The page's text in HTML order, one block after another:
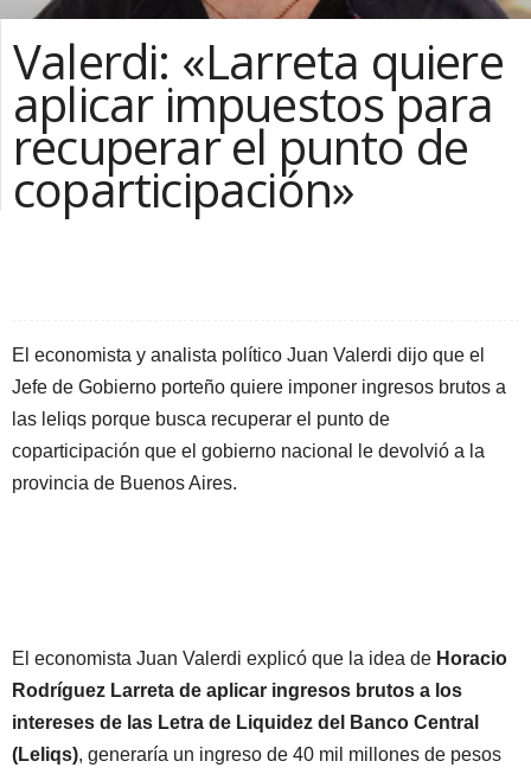
Valerdi: «Larreta quiere
aplicar impuestos para
recuperar el punto de
coparticipación»
El economista y analista político Juan Valerdi dijo que el
Jefe de Gobierno porteño quiere imponer ingresos brutos a
las leliqs porque busca recuperar el punto de
coparticipación que el gobierno nacional le devolvió a la
provincia de Buenos Aires.
El economista Juan Valerdi explicó que la idea de Horacio
Rodríguez Larreta de aplicar ingresos brutos a los
intereses de las Letra de Liquidez del Banco Central
(Leliqs), generaría un ingreso de 40 mil millones de pesos